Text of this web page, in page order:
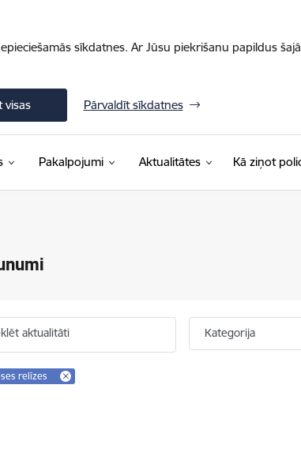
sīkdatnes. Ar Jūsu piekrišanu papildus
visas Pārvaldīt sīkdatnes
Pakalpojumi Aktualitātes Kā ziņot
aktualitāti Kategorija
relīzes